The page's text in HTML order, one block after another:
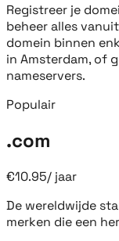
Registreer je
beheer alles
domein binnen
in Amsterdam, of
nameservers.
Populair
.com
€10.95/ jaar
De wereldwijde
merken die een